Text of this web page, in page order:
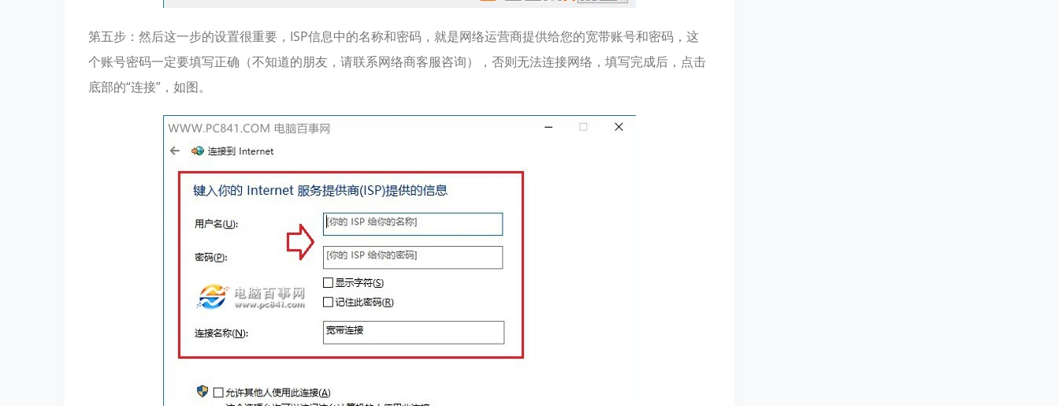
第五步：然后这一步的设置很重要，ISP信息中的名称和密码，就是网络运营商提供给您的宽带账号和密码，这
个账号密码一定要填写正确（不知道的朋友，请联系网络商客服咨询），否则无法连接网络，填写完成后，点击
底部的“连接”，如图。